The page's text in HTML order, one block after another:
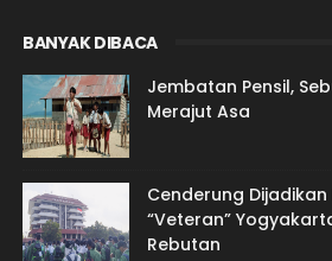
BANYAK DIBACA
Jembatan Pensil,
Merajut Asa
Cenderung Dijadikan
“Veteran”
Rebutan